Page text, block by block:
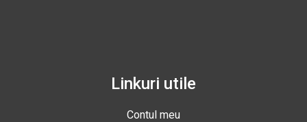
Linkuri utile
Contul meu